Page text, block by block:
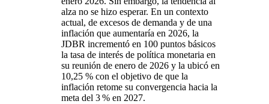
alza no se hizo esperar. En un contexto
actual, de excesos de demanda y de una
inflación que aumentaría en 2026, la
JDBR incrementó en 100 puntos básicos
la tasa de interés de política monetaria en
su reunión de enero de 2026 y la ubicó en
10,25 % con el objetivo de que la
inflación retome su convergencia hacia la
meta del 3 % en 2027.